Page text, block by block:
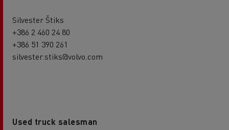
Silvester Štiks
+386 2 460 24 80
+386 51 390 261
silvester.stiks@volvo.com
Used truck salesman